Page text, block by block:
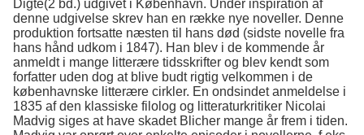
Digte(2 bd.) udgivet i København. Under inspiration af
denne udgivelse skrev han en række nye noveller. Denne
produktion fortsatte næsten til hans død (sidste novelle fra
hans hånd udkom i 1847). Han blev i de kommende år
anmeldt i mange litterære tidsskrifter og blev kendt som
forfatter uden dog at blive budt rigtig velkommen i de
københavnske litterære cirkler. En ondsindet anmeldelse i
1835 af den klassiske filolog og litteraturkritiker Nicolai
Madvig siges at have skadet Blicher mange år frem i tiden.